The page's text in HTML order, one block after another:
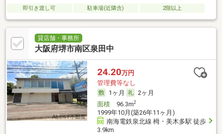
即引き渡し可 駐車場(近隣含) 2階以上
貸店舗・事務所
大阪府堺市南区泉田中
24.20万円
管理費等なし
1ヶ月
2ヶ月
面積96.3m2
1999年10月(築26年11ヶ月)
南海電鉄泉北線 栂・美木多駅 徒歩
3.9km